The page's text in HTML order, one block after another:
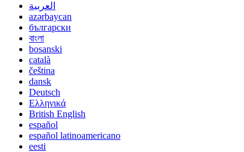
العربية
azərbaycan
български
বাংলা
bosanski
català
čeština
dansk
Deutsch
Ελληνικά
British English
español
español latinoamericano
eesti